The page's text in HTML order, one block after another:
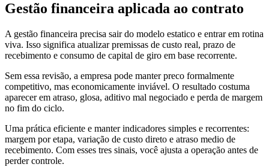
Gestão financeira aplicada ao contrato
A gestão financeira precisa sair do modelo estatico e entrar em rotina
viva. Isso significa atualizar premissas de custo real, prazo de
recebimento e consumo de capital de giro em base recorrente.
Sem essa revisão, a empresa pode manter preco formalmente
competitivo, mas economicamente inviável. O resultado costuma
aparecer em atraso, glosa, aditivo mal negociado e perda de margem
no fim do ciclo.
Uma prática eficiente e manter indicadores simples e recorrentes:
margem por etapa, variação de custo direto e atraso medio de
recebimento. Com esses tres sinais, você ajusta a operação antes de
perder controle.